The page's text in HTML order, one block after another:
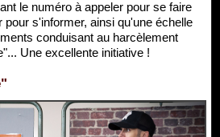
le numéro à appeler pour se faire
s'informer, ainsi qu'une échelle
conduisant au harcèlement
Une excellente initiative !